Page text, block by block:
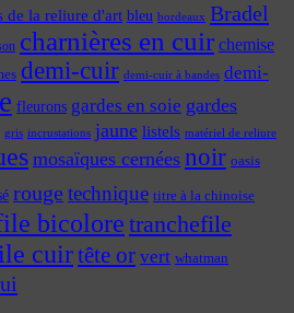
de la reliure d'art bleu bordeaux Bradel
charnières en cuir chemise
demi-cuir demi-cuir à bandes demi-
fleurons gardes en soie gardes
gris incrustations jaune listels matériel de reliure
mosaïques cernées noir oasis
rougetechnique titre à la chinoise
bicolore tranchefile
cuirtête or vert whatman